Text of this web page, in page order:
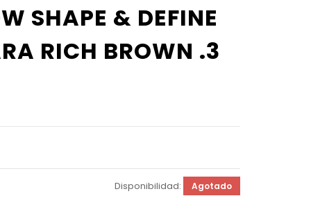
SHAPE & DEFINE
RICH BROWN .3
Disponibilidad: Agotado